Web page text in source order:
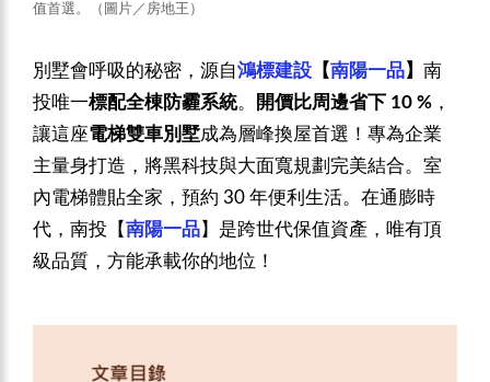
值首選。（圖片／房地王）
別墅會呼吸的秘密，源自鴻標建設 【南陽一品】 南
投唯一標配全棟防霾系統。 開價比周邊省下 10 % ，
讓這座電梯雙車別墅成為層峰換屋首選！專為企業
主量身打造，將黑科技與大面寬規劃完美結合。室
內電梯體貼全家，預約 30 年便利生活。在通膨時
代，南投【南陽一品】是跨世代保值資產，唯有頂
級品質，方能承載你的地位！